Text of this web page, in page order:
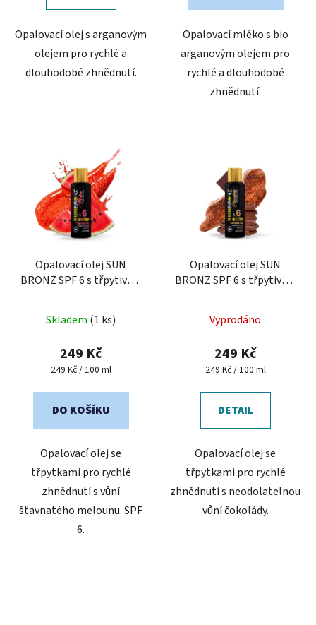
Opalovací olej s arganovým
olejem pro rychlé a
dlouhodobé zhnědnutí.
Opalovací mléko s bio
arganovým olejem pro
rychlé a dlouhodobé
zhnědnutí.
Opalovací olej SUN
BRONZ SPF 6 s třpytivým
Skladem (1 ks)
249 Kč
Měrná
249 Kč / 100 ml
DO KOŠÍKU
Opalovací olej se
třpytkami pro rychlé
zhnědnutí s vůní
šťavnatého melounu. SPF
6.
Opalovací olej SUN
BRONZ SPF 6 s třpytivým
hodnocení
produktu
je
z
Vyprodáno
249 Kč
Měrná
249 Kč / 100 ml
DETAIL
Opalovací olej se
třpytkami pro rychlé
zhnědnutí s neodolatelnou
vůní čokolády.